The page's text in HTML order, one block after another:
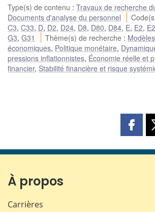
Type(s) de contenu : Travaux de recherche
Documents d'analyse du personnel
C3, C33, D, D2, D24, D8, D80, D84, E, E2,
G3, G31 Thème(s) de recherche :
économiques, Politique monétaire,
pressions inflationnistes, Économie réelle et
financier, Stabilité financière et risque
page
À propos
Carrières